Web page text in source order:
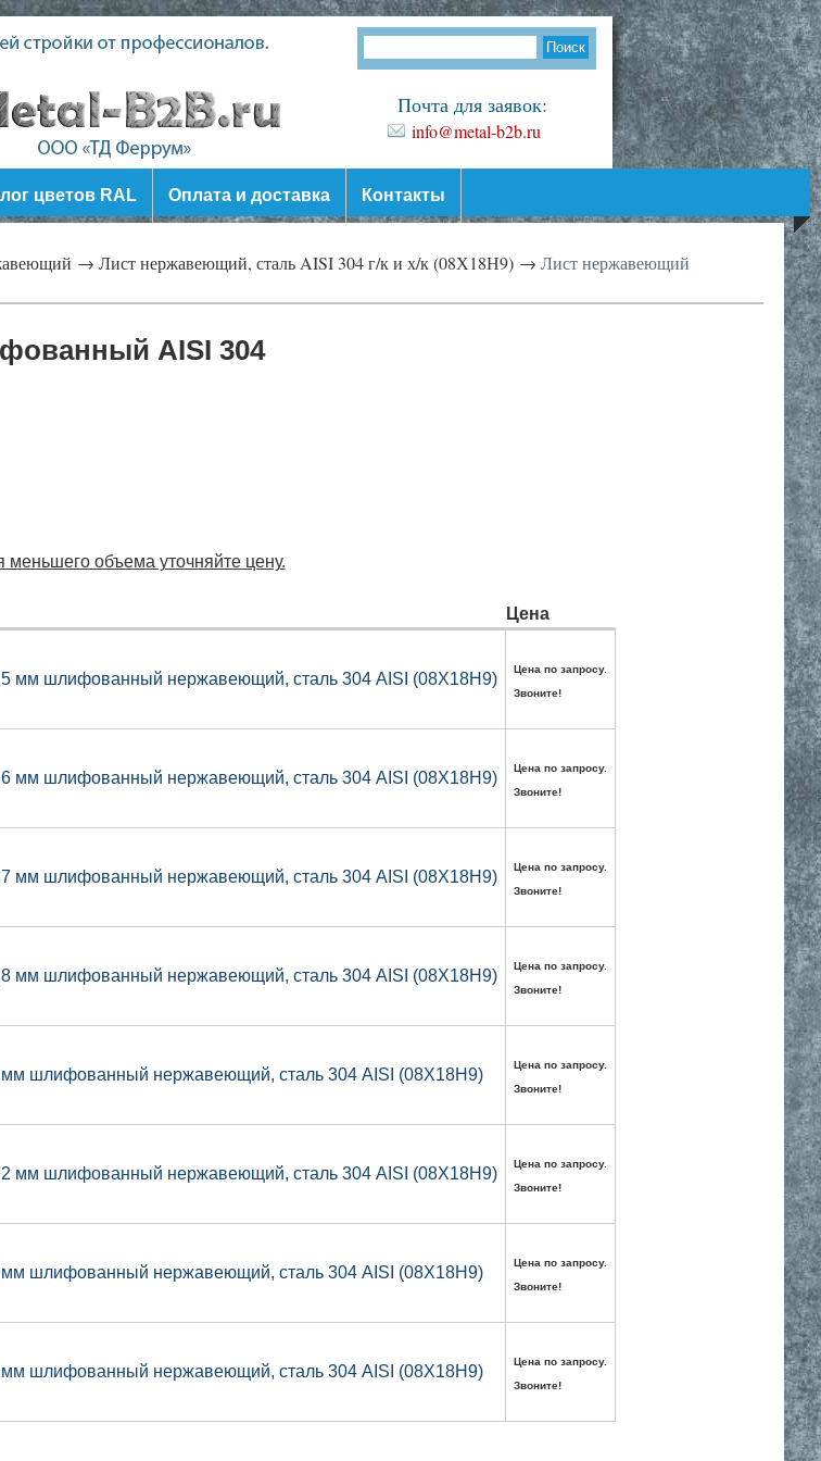
Почта для заявок:
info@metal-b2b.ru
цветов RAL Оплата и доставка Контакты
→ Лист нержавеющий, сталь AISI 304 г/к и х/к (08Х18Н9) → Лист нержавеющий
AISI 304
объема уточняйте цену.
Цена
мм шлифованный нержавеющий, сталь 304 AISI (08Х18Н9)
Цена по запросу.
Звоните!
мм шлифованный нержавеющий, сталь 304 AISI (08Х18Н9)
Цена по запросу.
Звоните!
мм шлифованный нержавеющий, сталь 304 AISI (08Х18Н9)
Цена по запросу.
Звоните!
мм шлифованный нержавеющий, сталь 304 AISI (08Х18Н9)
Цена по запросу.
Звоните!
мм шлифованный нержавеющий, сталь 304 AISI (08Х18Н9)
Цена по запросу.
Звоните!
мм шлифованный нержавеющий, сталь 304 AISI (08Х18Н9)
Цена по запросу.
Звоните!
мм шлифованный нержавеющий, сталь 304 AISI (08Х18Н9)
Цена по запросу.
Звоните!
мм шлифованный нержавеющий, сталь 304 AISI (08Х18Н9)
Цена по запросу.
Звоните!